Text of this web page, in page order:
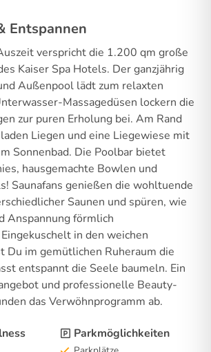
Entspannen
verspricht die 1.200 qm große
Kaiser Spa Hotels. Der ganzjährig
Außenpool lädt zum relaxten
Massagedüsen lockern die
zur puren Erholung bei. Am Rand
Liegen und eine Liegewiese mit
Sonnenbad. Die Poolbar bietet
hausgemachte Bowlen und
Saunafans genießen die wohltuende
Saunen und spüren, wie
Anspannung förmlich
in den weichen
Du im gemütlichen Ruheraum die
entspannt die Seele baumeln. Ein
und professionelle Beauty-
das Verwöhnprogramm ab.
Parkmöglichkeiten